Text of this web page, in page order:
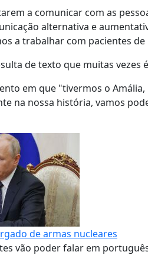
a comunicar com as
alternativa e
a trabalhar com pacientes
de texto que muitas
em que "tivermos o
na nossa história, vamos
de armas nucleares
vão poder falar em